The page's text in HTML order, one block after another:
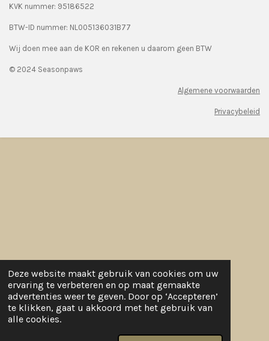
Deze website maakt gebruik van cookies om uw
ervaring te verbeteren en op maat gemaakte
advertenties weer te geven. Door op ‘Accepteren’
te klikken, gaat u akkoord met het gebruik van
alle cookies.
KVK nummer: 95186522
BTW-ID nummer: NL005136031B77
Wij doen mee aan de KOR en rekenen u daarom geen BTW
© 2024 Seasonpaws
Algemene voorwaarden
Privacybeleid